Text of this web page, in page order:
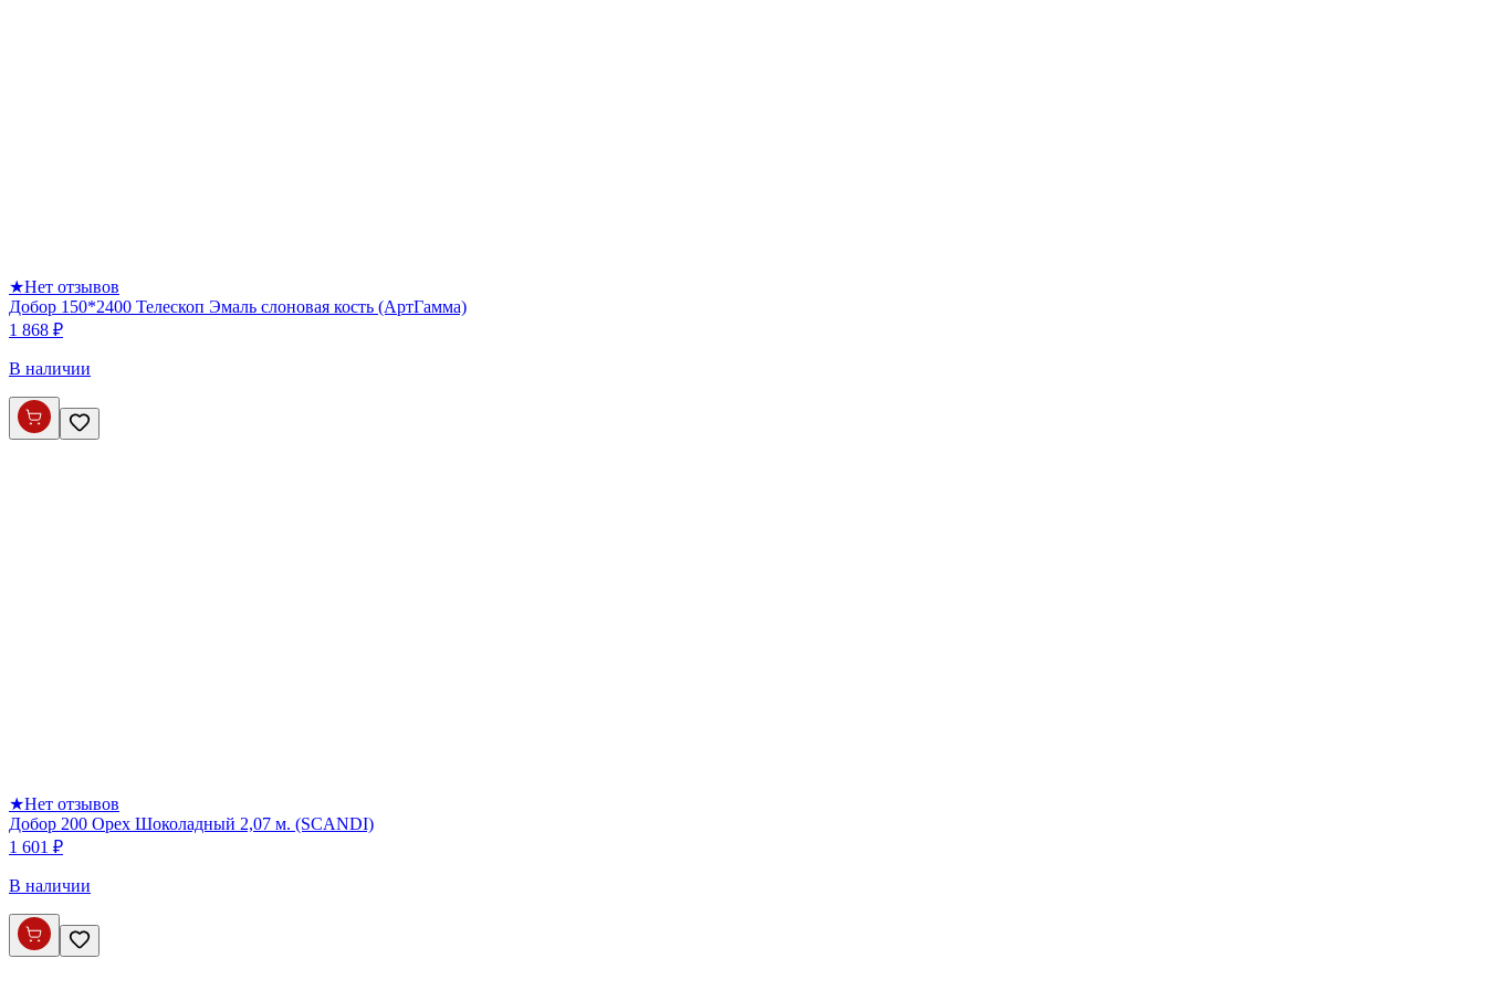
★Нет отзывов
Добор 150*2400 Телескоп Эмаль слоновая кость (АртГамма)
1 868 ₽
В наличии
★Нет отзывов
Добор 200 Орех Шоколадный 2,07 м. (SCANDI)
1 601 ₽
В наличии